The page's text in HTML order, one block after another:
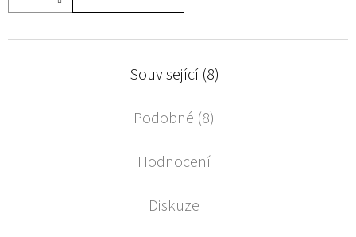
Související (8)
Podobné (8)
Hodnocení
Diskuze